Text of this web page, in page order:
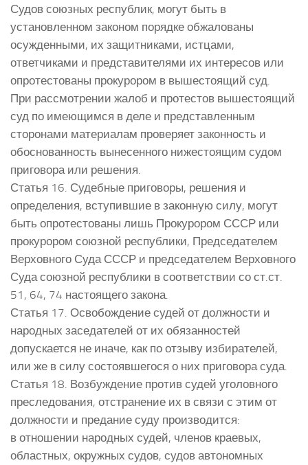
Судов союзных республик, могут быть в
установленном законом порядке обжалованы
осужденными, их защитниками, истцами,
ответчиками и представителями их интересов или
опротестованы прокурором в вышестоящий суд.
При рассмотрении жалоб и протестов вышестоящий
суд по имеющимся в деле и представленным
сторонами материалам проверяет законность и
обоснованность вынесенного нижестоящим судом
приговора или решения.
Статья 16. Судебные приговоры, решения и
определения, вступившие в законную силу, могут
быть опротестованы лишь Прокурором СССР или
прокурором союзной республики, Председателем
Верховного Суда СССР и председателем Верховного
Суда союзной республики в соответствии со ст.ст.
51, 64, 74 настоящего закона.
Статья 17. Освобождение судей от должности и
народных заседателей от их обязанностей
допускается не иначе, как по отзыву избирателей,
или же в силу состоявшегося о них приговора суда.
Статья 18. Возбуждение против судей уголовного
преследования, отстранение их в связи с этим от
должности и предание суду производится:
в отношении народных судей, членов краевых,
областных, окружных судов, судов автономных